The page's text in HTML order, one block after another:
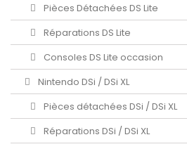
Pièces Détachées DS Lite
Réparations DS Lite
Consoles DS Lite occasion
Nintendo DSi / DSi XL
Pièces détachées DSi / DSi XL
Réparations DSi / DSi XL